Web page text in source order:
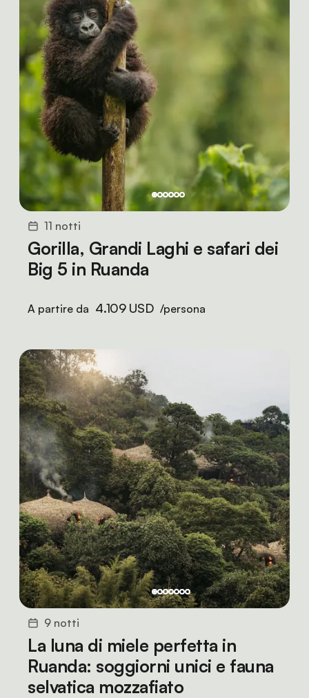
11 notti
Gorilla, Grandi Laghi e safari dei
Big 5 in Ruanda
A partire da 4.109 USD /persona
9 notti
La luna di miele perfetta in
Ruanda: soggiorni unici e fauna
selvatica mozzafiato